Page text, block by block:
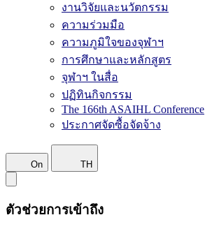
งานวิจัยและนวัตกรรม
ความร่วมมือ
ความภูมิใจของจุฬาฯ
การศึกษาและหลักสูตร
จุฬาฯ ในสื่อ
ปฏิทินกิจกรรม
The 166th ASAIHL Conference
ประกาศจัดซื้อจัดจ้าง
On TH
ตัวช่วยการเข้าถึง